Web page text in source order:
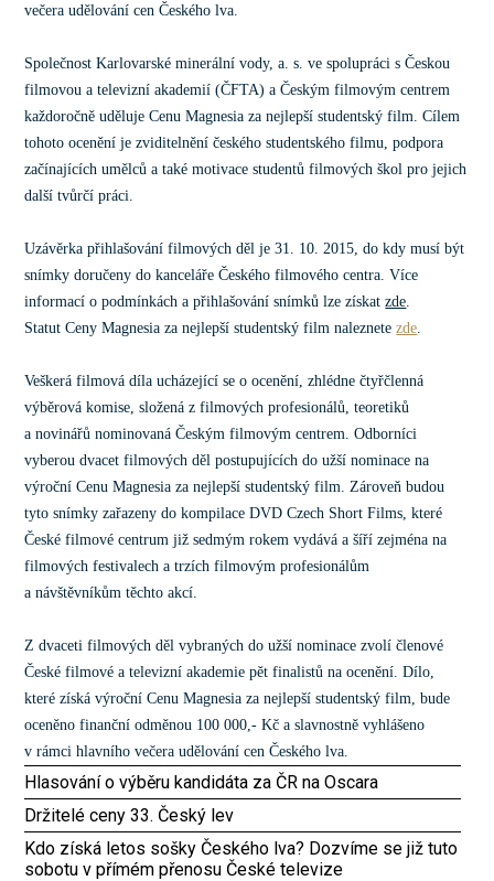
večera udělování cen Českého lva.
Společnost Karlovarské minerální vody, a. s. ve spolupráci s Českou
filmovou a televizní akademií (ČFTA) a Českým filmovým centrem
každoročně uděluje Cenu Magnesia za nejlepší studentský film. Cílem
tohoto ocenění je zviditelnění českého studentského filmu, podpora
začínajících umělců a také motivace studentů filmových škol pro jejich
další tvůrčí práci.
Uzávěrka přihlašování filmových děl je 31. 10. 2015, do kdy musí být
snímky doručeny do kanceláře Českého filmového centra. Více
informací o podmínkách a přihlašování snímků lze získatzde.
Statut Ceny Magnesia za nejlepší studentský film naleznetezde.
Veškerá filmová díla ucházející se o ocenění, zhlédne čtyřčlenná
výběrová komise, složená z filmových profesionálů, teoretiků
a novinářů nominovaná Českým filmovým centrem. Odborníci
vyberou dvacet filmových děl postupujících do užší nominace na
výroční Cenu Magnesia za nejlepší studentský film. Zároveň budou
tyto snímky zařazeny do kompilace DVD Czech Short Films, které
České filmové centrum již sedmým rokem vydává a šíří zejména na
filmových festivalech a trzích filmovým profesionálům
a návštěvníkům těchto akcí.
Z dvaceti filmových děl vybraných do užší nominace zvolí členové
České filmové a televizní akademie pět finalistů na ocenění. Dílo,
které získá výroční Cenu Magnesia za nejlepší studentský film, bude
oceněno finanční odměnou 100 000,- Kč a slavnostně vyhlášeno
v rámci hlavního večera udělování cen Českého lva.
Hlasování o výběru kandidáta za ČR na Oscara
Držitelé ceny 33. Český lev
Kdo získá letos sošky Českého lva? Dozvíme se již tuto
sobotu v přímém přenosu České televize